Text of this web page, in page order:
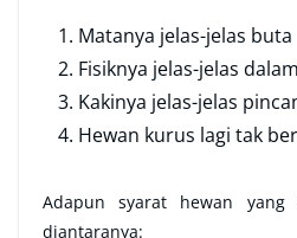
Matanya jelas-jelas buta
Fisiknya jelas-jelas
Kakinya jelas-jelas
Hewan kurus lagi tak
Adapun syarat hewan
diantaranya: